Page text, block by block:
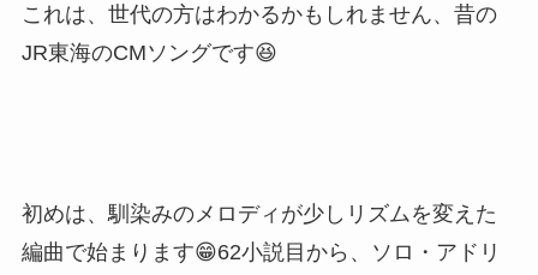
これは、世代の方はわかるかもしれません、昔の
JR東海のCMソングです😆
初めは、馴染みのメロディが少しリズムを変えた
編曲で始まります😁62小説目から、ソロ・アドリ